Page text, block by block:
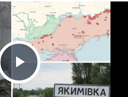
Play Video